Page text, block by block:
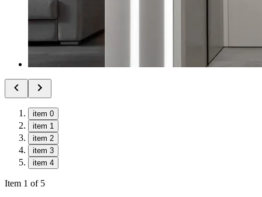
item 0
item 1
item 2
item 3
item 4
Item 1 of 5